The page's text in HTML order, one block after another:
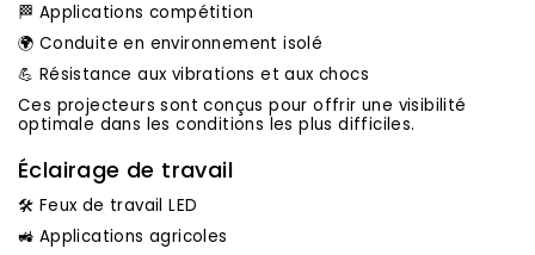
🏁 Applications compétition
🌍 Conduite en environnement isolé
💪 Résistance aux vibrations et aux chocs
Ces projecteurs sont conçus pour offrir une visibilité
optimale dans les conditions les plus difficiles.
Éclairage de travail
🛠️ Feux de travail LED
🚜 Applications agricoles